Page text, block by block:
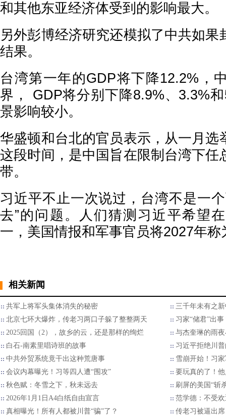
和其他东亚经济体受到的影响最大。
另外彭博经济研究还模拟了中共如果
结果。
台湾第一年的GDP将下降12.2%，
界， GDP将分别下降8.9%、3.3%
景影响较小。
华盛顿和台北的官员表示，从一月选
这段时间，是中国旨在限制台湾下任
带。
习近平不止一次说过，台湾不是一
去”的问题。人们猜测习近平希望
一，美国情报和军事官员将2027年
相关新闻
共军上将军头集体消失的秘密
三千年未有之
北京七环大爆炸，传老习两口子躲了整整两天
习家“储君”出
2025回国（2），故乡的云，还是那样的绚烂
与杰奎琳的雨
白石-南素里唱诗班的故事
习近平拒绝川普
中共外贸系统竟干出这种荒唐事
雪崩开始！习
会议内幕曝光！习等四人遭“围攻”
要玩真的了！
秋色赋：冬雪之下，秋未远去
刷屏的美国“斩
2026年1月1日A4白纸自由宣言
范学德：不受
真相曝光！所有人都被川普“骗”了？
传老习被逼出